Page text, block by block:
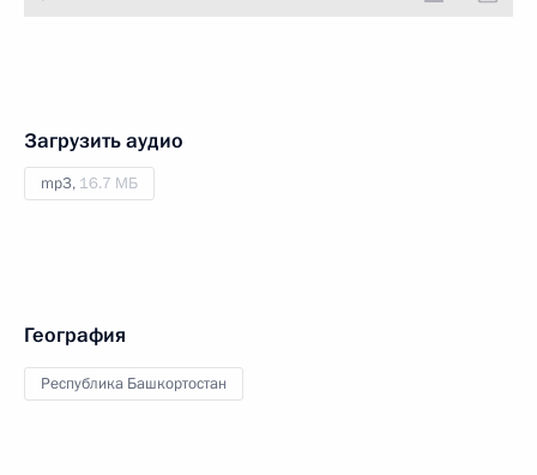
Загрузить аудио
mp3, 16.7 МБ
География
Республика Башкортостан